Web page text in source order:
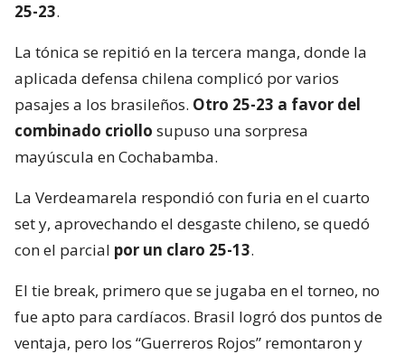
25-23.
La tónica se repitió en la tercera manga, donde la
aplicada defensa chilena complicó por varios
pasajes a los brasileños. Otro 25-23 a favor del
combinado criollo supuso una sorpresa
mayúscula en Cochabamba.
La Verdeamarela respondió con furia en el cuarto
set y, aprovechando el desgaste chileno, se quedó
con el parcial por un claro 25-13.
El tie break, primero que se jugaba en el torneo, no
fue apto para cardíacos. Brasil logró dos puntos de
ventaja, pero los “Guerreros Rojos” remontaron y